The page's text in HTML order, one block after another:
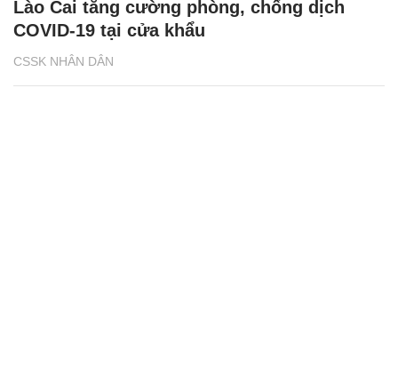
CSSK NHÂN DÂN
Lào Cai tăng cường phòng, chống dịch
COVID-19 tại cửa khẩu